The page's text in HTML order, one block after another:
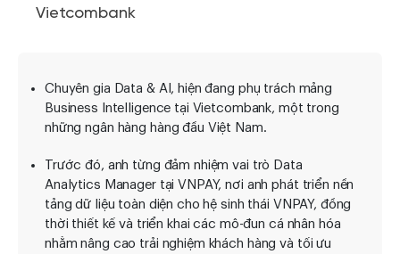
Vietcombank
Chuyên gia Data & AI, hiện đang phụ trách mảng
Business Intelligence tại Vietcombank, một trong
những ngân hàng hàng đầu Việt Nam.
Trước đó, anh từng đảm nhiệm vai trò Data
Analytics Manager tại VNPAY, nơi anh phát triển nền
tảng dữ liệu toàn diện cho hệ sinh thái VNPAY, đồng
thời thiết kế và triển khai các mô-đun cá nhân hóa
nhằm nâng cao trải nghiệm khách hàng và tối ưu